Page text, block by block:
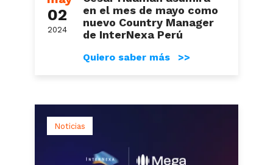
02
2024
en el mes de mayo como
nuevo Country Manager
de InterNexa Perú
Quiero saber más >>
Noticias